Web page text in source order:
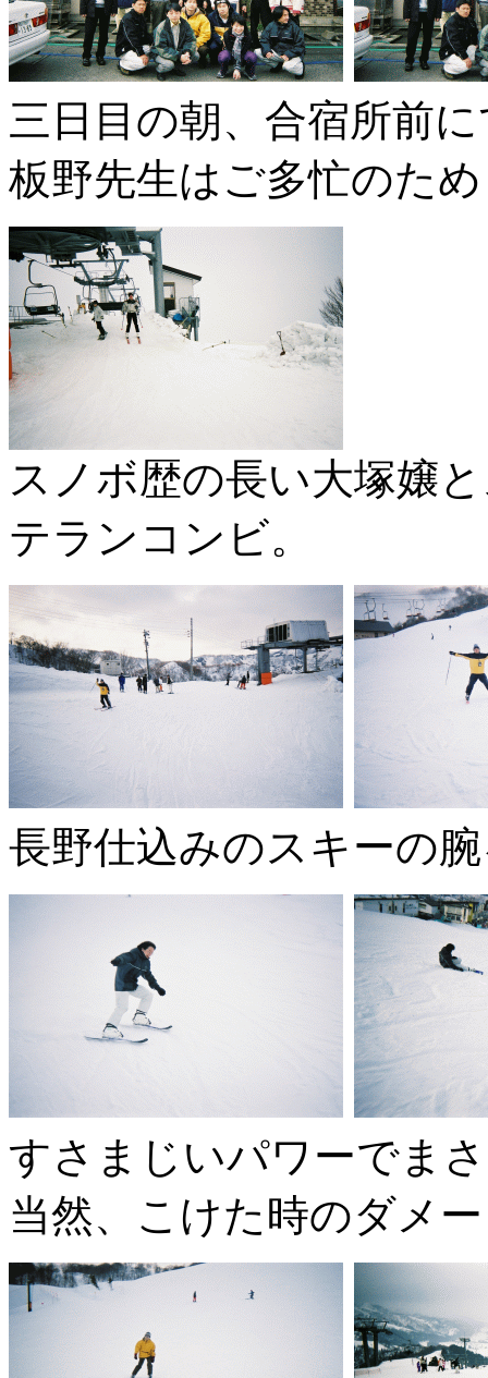
三日目の朝、合宿所前
板野先生はご多忙のた
スノボ歴の長い大塚嬢
テランコンビ。
長野仕込みのスキーの
すさまじいパワーでま
当然、こけた時のダメ